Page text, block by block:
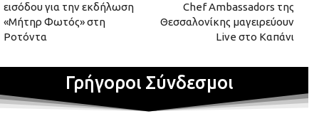
εισόδου για την εκδήλωση
«Μήτηρ Φωτός» στη
Ροτόντα
Chef Ambassadors της
Θεσσαλονίκης μαγειρεύουν
Live στο Καπάνι
Γρήγοροι Σύνδεσμοι